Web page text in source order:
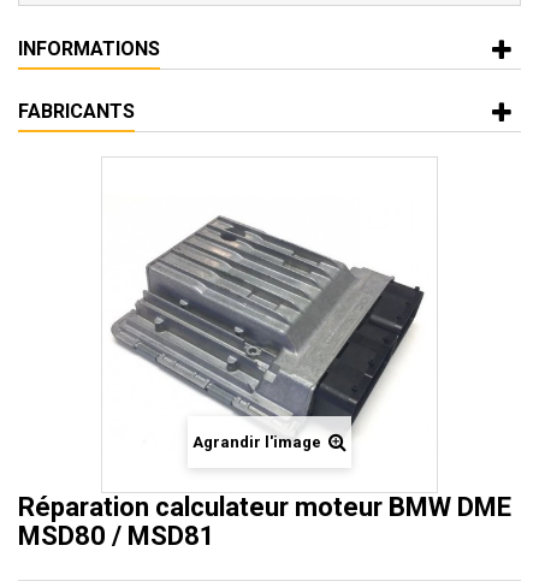
INFORMATIONS
FABRICANTS
Agrandir l'image
Réparation calculateur moteur BMW DME
MSD80 / MSD81